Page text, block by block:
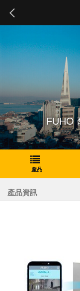
FUHO
產品
產品資訊